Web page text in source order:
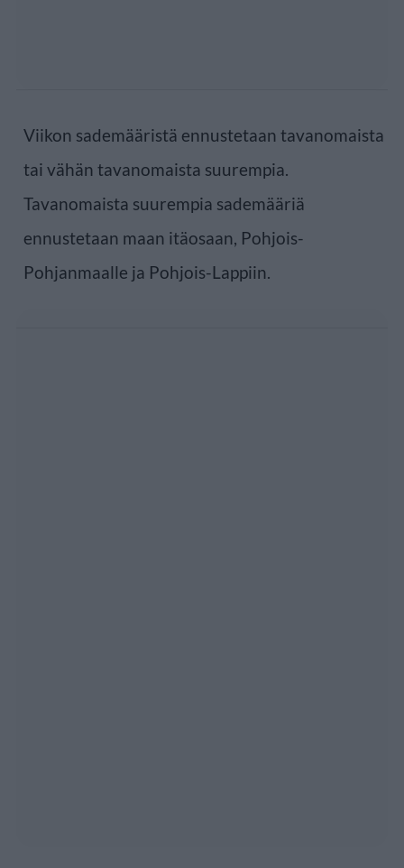
Viikon sademääristä ennustetaan tavanomaista
tai vähän tavanomaista suurempia.
Tavanomaista suurempia sademääriä
ennustetaan maan itäosaan, Pohjois-
Pohjanmaalle ja Pohjois-Lappiin.